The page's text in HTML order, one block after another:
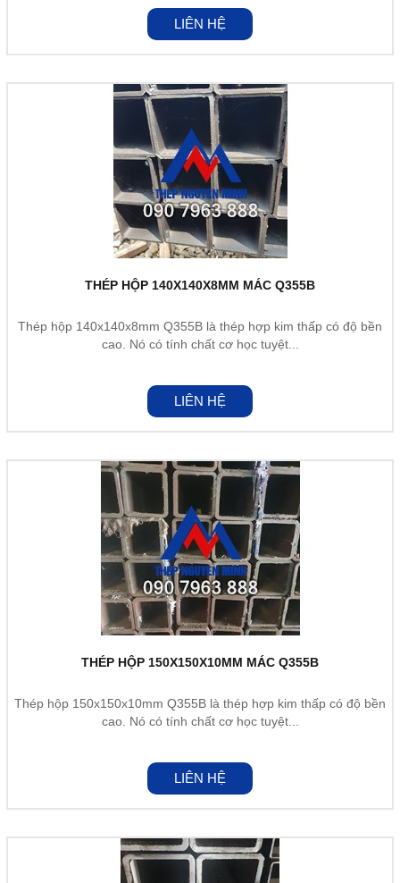
LIÊN HỆ
THÉP HỘP 140X140X8MM MÁC Q355B
Thép hộp 140x140x8mm Q355B là thép hợp kim thấp có độ bền
cao. Nó có tính chất cơ học tuyệt...
LIÊN HỆ
THÉP HỘP 150X150X10MM MÁC Q355B
Thép hộp 150x150x10mm Q355B là thép hợp kim thấp có độ bền
cao. Nó có tính chất cơ học tuyệt...
LIÊN HỆ